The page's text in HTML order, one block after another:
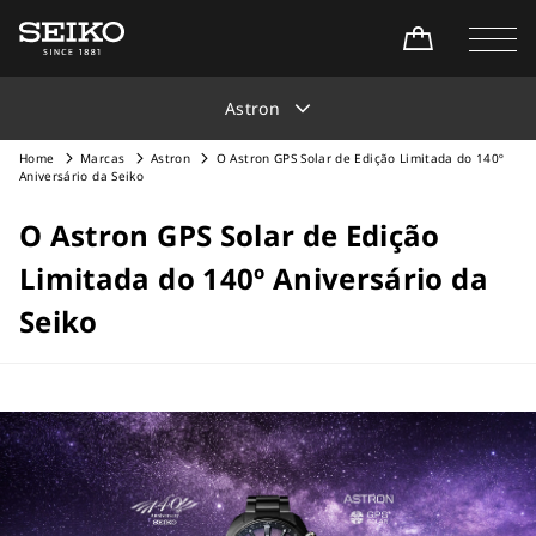
Astron
Home Marcas Astron
O Astron GPS Solar de Edição Limitada do 140º
Aniversário da Seiko
O Astron GPS Solar de Edição
Limitada do 140º Aniversário da
Seiko